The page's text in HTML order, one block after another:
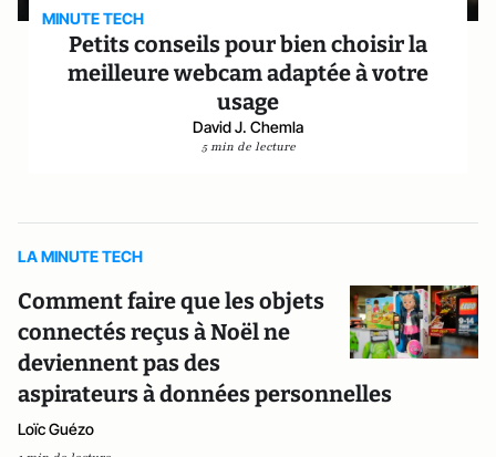
MINUTE TECH
Petits conseils pour bien choisir la
meilleure webcam adaptée à votre
usage
David J. Chemla
5 min de lecture
LA MINUTE TECH
Comment faire que les objets
connectés reçus à Noël ne
deviennent pas des
aspirateurs à données personnelles
Loïc Guézo